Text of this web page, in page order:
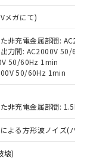
メガにて)
非充電金属部間:
力間: AC2000V 50/
50/60Hz 1min
50/60Hz 1min
非充電金属部間: 1.5kV
による方形波ノイズ(パ
壊)
のうえ
事業取扱
価格
ので
もある
）の非含
のある
物質）の
出す予
物質）の
中の
で、有
として
どや
RoHSの
RoHSの
。